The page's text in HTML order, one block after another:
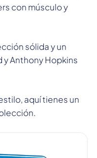
con músculo y
sólida y un
y Anthony Hopkins
aquí tienes un